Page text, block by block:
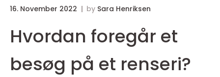
16. November 2022 by Sara Henriksen
Hvordan foregår et
besøg på et renseri?